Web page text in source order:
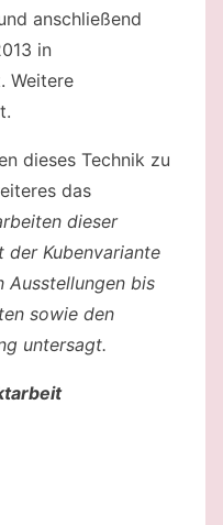
anschließend
in
Weitere
dieses Technik zu
das
dieser
der Kubenvariante
Ausstellungen bis
sowie den
untersagt.